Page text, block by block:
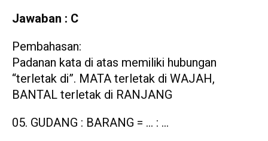
Jawaban : C
Pembahasan:
Padanan kata di atas memiliki hubungan
“terletak di”. MATA terletak di WAJAH,
BANTAL terletak di RANJANG
GUDANG : BARANG = … : …